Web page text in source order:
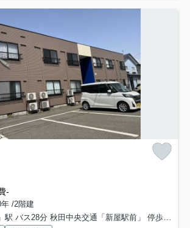
-
/2階建
バス28分 秋田中央交通「新屋駅前」 停歩18分